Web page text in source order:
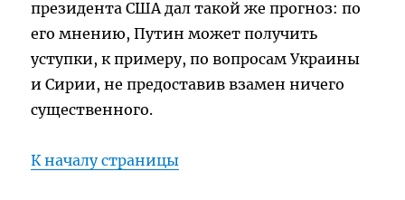
президента США дал такой же прогноз: по
его мнению, Путин может получить
уступки, к примеру, по вопросам Украины
и Сирии, не предоставив взамен ничего
существенного.
К началу страницы